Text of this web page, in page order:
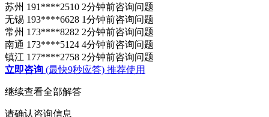
苏州 191****2510 2分钟前咨询问题
无锡 193****6628 1分钟前咨询问题
常州 173****8282 2分钟前咨询问题
南通 173****5124 4分钟前咨询问题
镇江 177****2758 2分钟前咨询问题
立即咨询 (最快9秒应答) 推荐使用
继续查看全部解答
请确认咨询信息